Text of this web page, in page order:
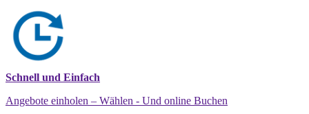
Schnell und Einfach
Angebote einholen – Wählen - Und online Buchen